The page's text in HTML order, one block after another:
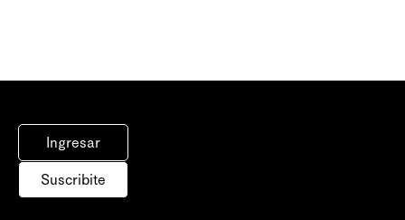
Ingresar
Suscribite